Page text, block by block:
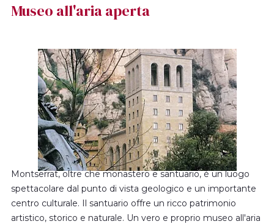
Museo all'aria aperta
Montserrat, oltre che monastero e santuario, è un luogo
spettacolare dal punto di vista geologico e un importante
centro culturale. Il santuario offre un ricco patrimonio
artistico, storico e naturale. Un vero e proprio museo all'aria